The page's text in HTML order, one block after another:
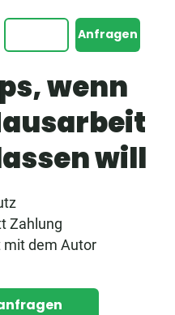
Anfragen
wenn
will
Zahlung
mit dem Autor